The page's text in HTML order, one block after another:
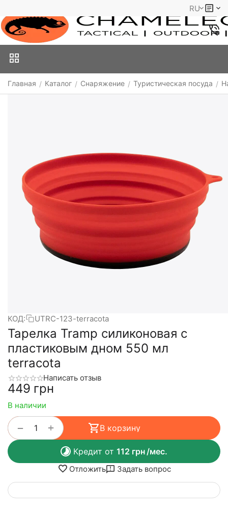
RU
Главная / Каталог / Снаряжение / Туристическая посуда /
КОД: UTRC-123-terracota
Тарелка Tramp силиконовая с
пластиковым дном 550 мл
terracota
Написать отзыв
‍449‍ грн
В наличии
+
− В корзину
Кредит от 112 грн/мес.
Отложить Задать вопрос